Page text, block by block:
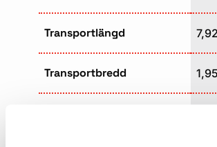
Transportlängd
Transportbredd